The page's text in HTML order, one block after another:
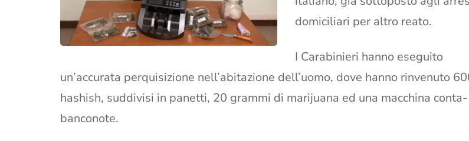
domiciliari per altro reato.
I Carabinieri hanno eseguito
un’accurata perquisizione nell’abitazione dell’uomo, dove hanno rinvenuto
hashish, suddivisi in panetti, 20 grammi di marijuana ed una macchina conta-
banconote.